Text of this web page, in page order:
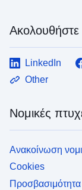
LinkedIn
Other
Νομικές
Ανακοίνωση
Cookies
Προσβασιμότητα